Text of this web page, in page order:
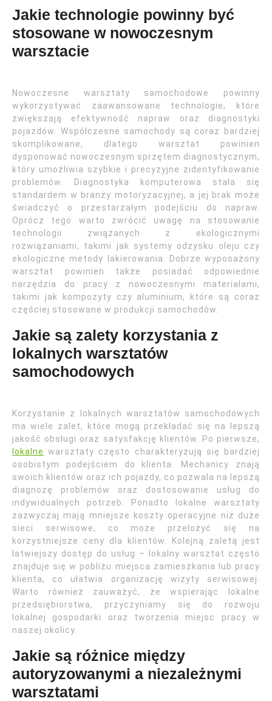
Jakie technologie powinny być
stosowane w nowoczesnym
warsztacie
Nowoczesne warsztaty samochodowe powinny
wykorzystywać zaawansowane technologie, które
zwiększają efektywność napraw oraz diagnostyki
pojazdów. Współczesne samochody są coraz bardziej
skomplikowane, dlatego warsztat powinien
dysponować nowoczesnym sprzętem diagnostycznym,
który umożliwia szybkie i precyzyjne zidentyfikowanie
problemów. Diagnostyka komputerowa stała się
standardem w branży motoryzacyjnej, a jej brak może
świadczyć o przestarzałym podejściu do napraw.
Oprócz tego warto zwrócić uwagę na stosowanie
technologii związanych z ekologicznymi
rozwiązaniami, takimi jak systemy odzysku oleju czy
ekologiczne metody lakierowania. Dobrze wyposażony
warsztat powinien także posiadać odpowiednie
narzędzia do pracy z nowoczesnymi materiałami,
takimi jak kompozyty czy aluminium, które są coraz
częściej stosowane w produkcji samochodów.
Jakie są zalety korzystania z
lokalnych warsztatów
samochodowych
Korzystanie z lokalnych warsztatów samochodowych
ma wiele zalet, które mogą przekładać się na lepszą
jakość obsługi oraz satysfakcję klientów. Po pierwsze,
lokalne warsztaty często charakteryzują się bardziej
osobistym podejściem do klienta. Mechanicy znają
swoich klientów oraz ich pojazdy, co pozwala na lepszą
diagnozę problemów oraz dostosowanie usług do
indywidualnych potrzeb. Ponadto lokalne warsztaty
zazwyczaj mają mniejsze koszty operacyjne niż duże
sieci serwisowe, co może przełożyć się na
korzystniejsze ceny dla klientów. Kolejną zaletą jest
łatwiejszy dostęp do usług – lokalny warsztat często
znajduje się w pobliżu miejsca zamieszkania lub pracy
klienta, co ułatwia organizację wizyty serwisowej.
Warto również zauważyć, że wspierając lokalne
przedsiębiorstwa, przyczyniamy się do rozwoju
lokalnej gospodarki oraz tworzenia miejsc pracy w
naszej okolicy.
Jakie są różnice między
autoryzowanymi a niezależnymi
warsztatami